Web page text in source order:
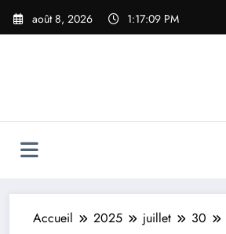
Aller
août 8, 2026 1:17:11 PM
Accueil 2025 juillet 30